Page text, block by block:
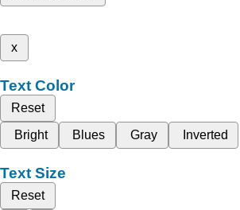
x
Text Color
Reset
Bright
Blues Gray Inverted
Text Size
Reset